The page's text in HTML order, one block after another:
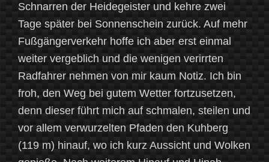
Schnarren der Heidegeister und kehre zwei
Tage später bei Sonnenschein zurück. Auf mehr
Fußgängerverkehr hoffe ich aber erst einmal
weiter vergeblich und die wenigen verirrten
Radfahrer nehmen von mir kaum Notiz. Ich bin
froh, den Weg bei gutem Wetter fortzusetzen,
denn dieser führt mich auf schmalen, steilen und
vor allem verwurzelten Pfaden den Kuhberg
(119 m) hinauf, wo ich kurz Aussicht und Wolken